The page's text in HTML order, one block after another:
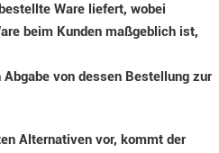
Ware liefert, wobei
beim Kunden maßgeblich ist,
Abgabe von dessen Bestellung zur
Alternativen vor, kommt der